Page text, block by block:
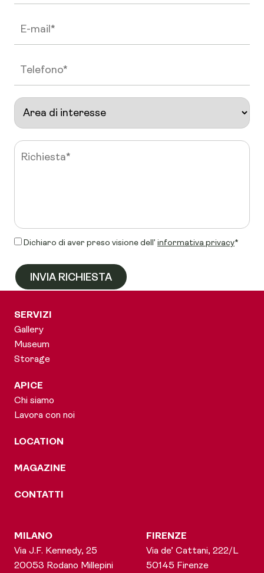
Dichiaro di aver preso visione dell’ informativa privacy*
SERVIZI
Gallery
Museum
Storage
APICE
Chi siamo
Lavora con noi
LOCATION
MAGAZINE
CONTATTI
MILANO
Via J.F. Kennedy, 25
20053 Rodano Millepini
FIRENZE
Via de’ Cattani, 222/L
50145 Firenze